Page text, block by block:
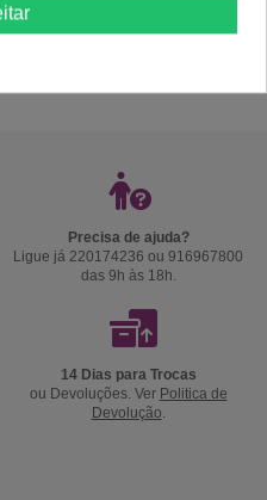
Precisa de ajuda?
Ligue já 220174236 ou 916967800
das 9h às 18h.
14 Dias para Trocas
ou Devoluções. Ver Politica de
Devolução.